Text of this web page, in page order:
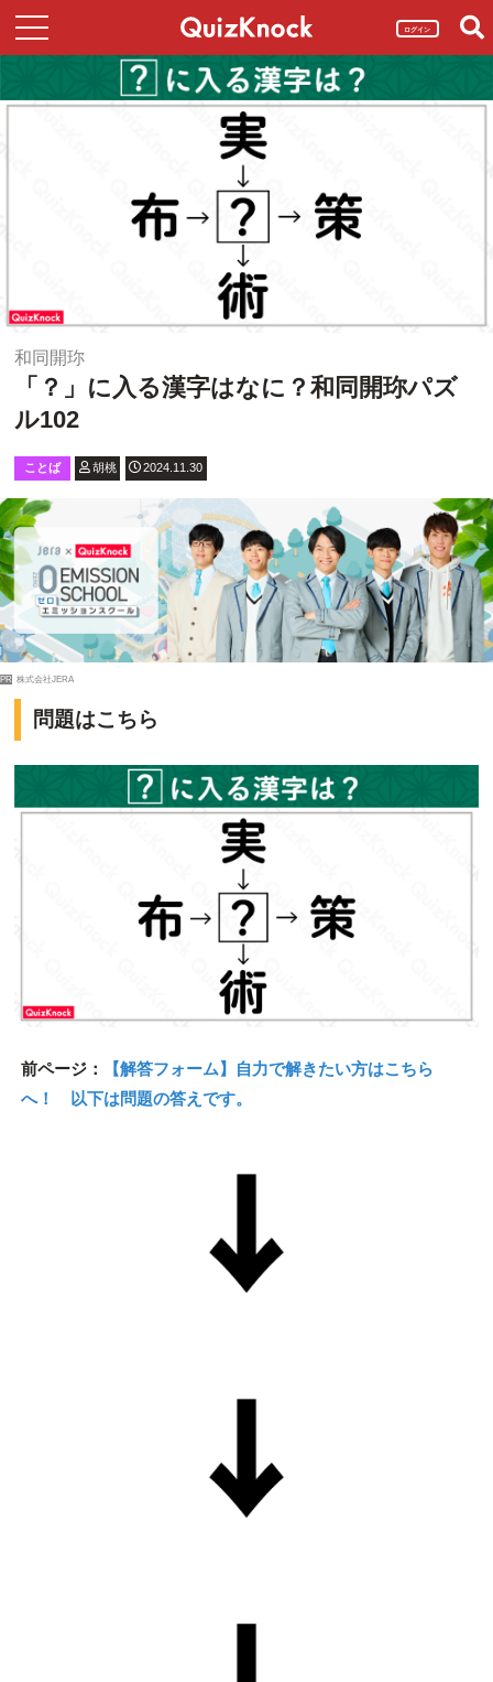
ログイン
和同開珎
「？」に入る漢字はなに？和同開珎パズ
ル102
ことば 胡桃 2024.11.30
PR 株式会社JERA
問題はこちら
前ページ：
【解答フォーム】自力で解きたい方はこちら
へ！ 以下は問題の答えです。